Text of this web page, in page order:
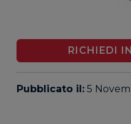
RICHIEDI
Pubblicato il: 5